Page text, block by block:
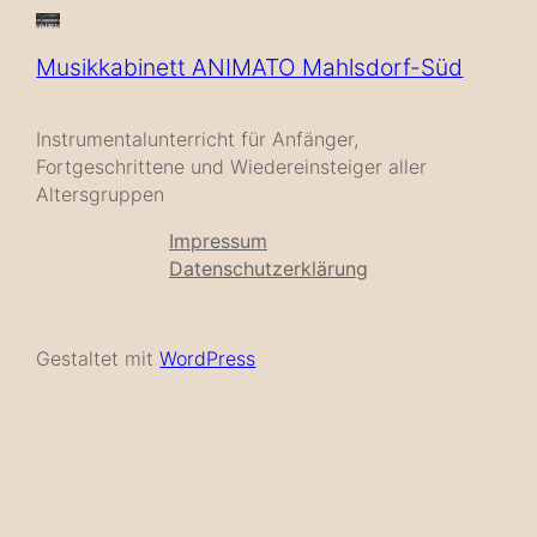
Musikkabinett ANIMATO Mahlsdorf-Süd
Instrumentalunterricht für Anfänger,
Fortgeschrittene und Wiedereinsteiger aller
Altersgruppen
Impressum
Datenschutzerklärung
Gestaltet mitWordPress